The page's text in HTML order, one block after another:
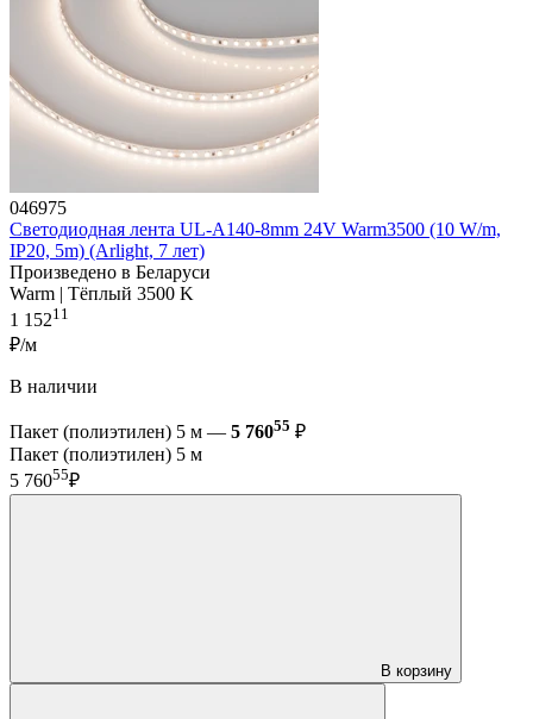
046975
Светодиодная лента UL-A140-8mm 24V Warm3500 (10 W/m,
IP20, 5m) (Arlight, 7 лет)
Произведено в Беларуси
Warm | Тёплый 3500 K
1 15211
₽/м
В наличии
Пакет (полиэтилен) 5 м — 5 76055 ₽
Пакет (полиэтилен) 5 м
5 76055₽
В корзину